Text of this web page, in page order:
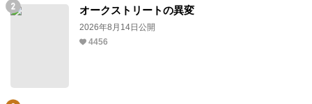
オークストリートの異変
2026年8月14日公開
4456